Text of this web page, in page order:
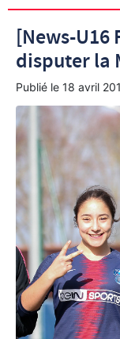
[News-U16
disputer la
Publié le 18 avril